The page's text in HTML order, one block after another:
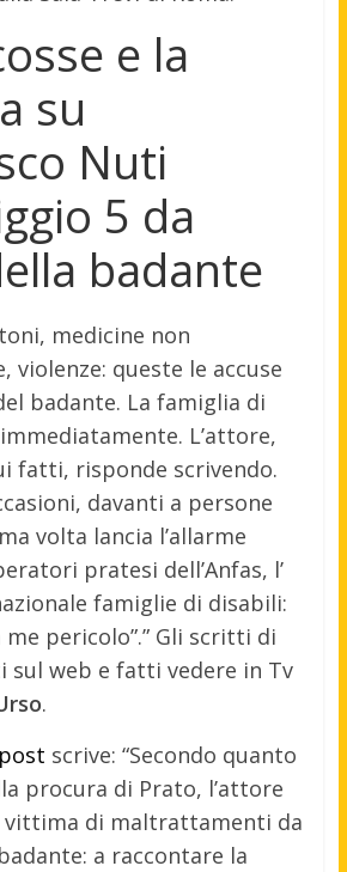
e la
su
Nuti
5 da
badante
medicine non
violenze: queste le accuse
badante. La famiglia di
L’attore,
fatti, risponde scrivendo.
davanti a persone
volta lancia l’allarme
pratesi dell’Anfas, l’
famiglie di disabili:
me pericolo”.” Gli scritti di
web e fatti vedere in Tv
.
scrive: “Secondo quanto
procura di Prato, l’attore
vittima di maltrattamenti da
a raccontare la